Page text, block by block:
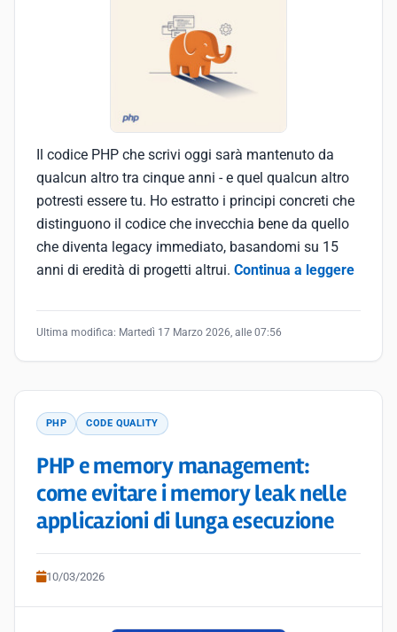
Il codice PHP che scrivi oggi sarà mantenuto da
qualcun altro tra cinque anni - e quel qualcun altro
potresti essere tu. Ho estratto i principi concreti che
distinguono il codice che invecchia bene da quello
che diventa legacy immediato, basandomi su 15
anni di eredità di progetti altrui. Continua a leggere
Ultima modifica: Martedì 17 Marzo 2026, alle 07:56
PHP CODE QUALITY
PHP e memory management:
come evitare i memory leak nelle
applicazioni di lunga esecuzione
10/03/2026